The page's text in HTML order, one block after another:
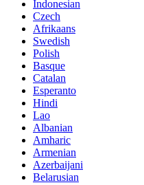
Indonesian
Czech
Afrikaans
Swedish
Polish
Basque
Catalan
Esperanto
Hindi
Lao
Albanian
Amharic
Armenian
Azerbaijani
Belarusian